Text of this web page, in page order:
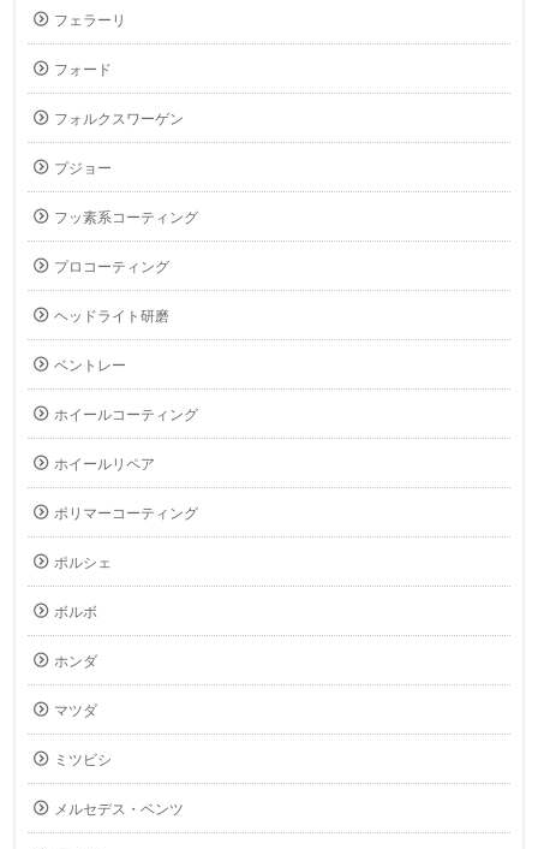
フェラーリ
フォード
フォルクスワーゲン
プジョー
フッ素系コーティング
プロコーティング
ヘッドライト研磨
ベントレー
ホイールコーティング
ホイールリペア
ポリマーコーティング
ポルシェ
ボルボ
ホンダ
マツダ
ミツビシ
メルセデス・ベンツ